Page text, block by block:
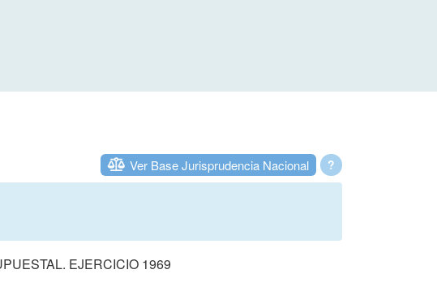
?
Ver Base Jurisprudencia Nacional
EJERCICIO 1969